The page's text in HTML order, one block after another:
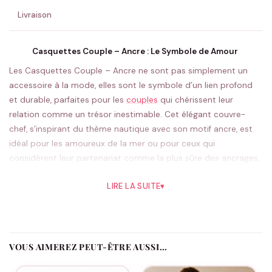
Livraison
Casquettes Couple – Ancre : Le Symbole de Amour
Les Casquettes Couple – Ancre ne sont pas simplement un
accessoire à la mode, elles sont le symbole d’un lien profond
et durable, parfaites pour les couples qui chérissent leur
relation comme un trésor inestimable. Cet élégant couvre-
chef, s’inspirant du thème nautique avec son motif ancre, est
idéal pour les amoureux de la mer ou pour ceux qui
considèrent leur partenariat comme la plus sûre des ancrages.
constituent un magnifique cadeau pour les anniversaires, les
lors d’une simple promenade en ville, ces casquettes ajoutent
une touche de style coordonné qui captivera à coup sûr
LIRE LA SUITE▾
VOUS AIMEREZ PEUT-ÊTRE AUSSI…